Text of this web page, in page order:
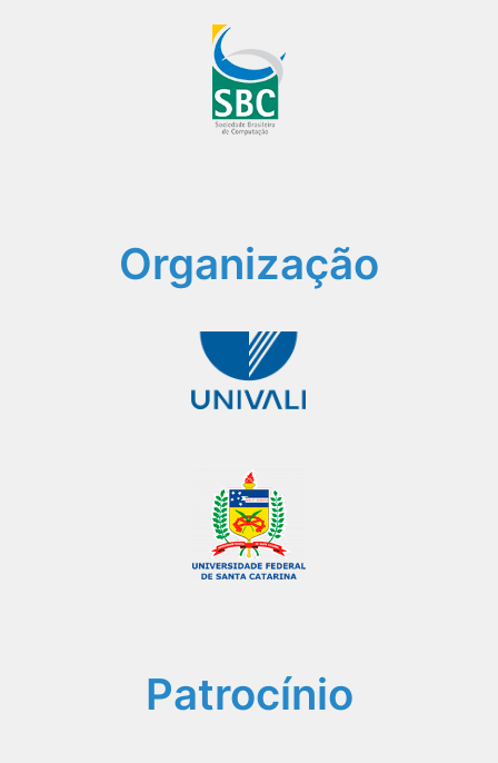
Organização
Patrocínio